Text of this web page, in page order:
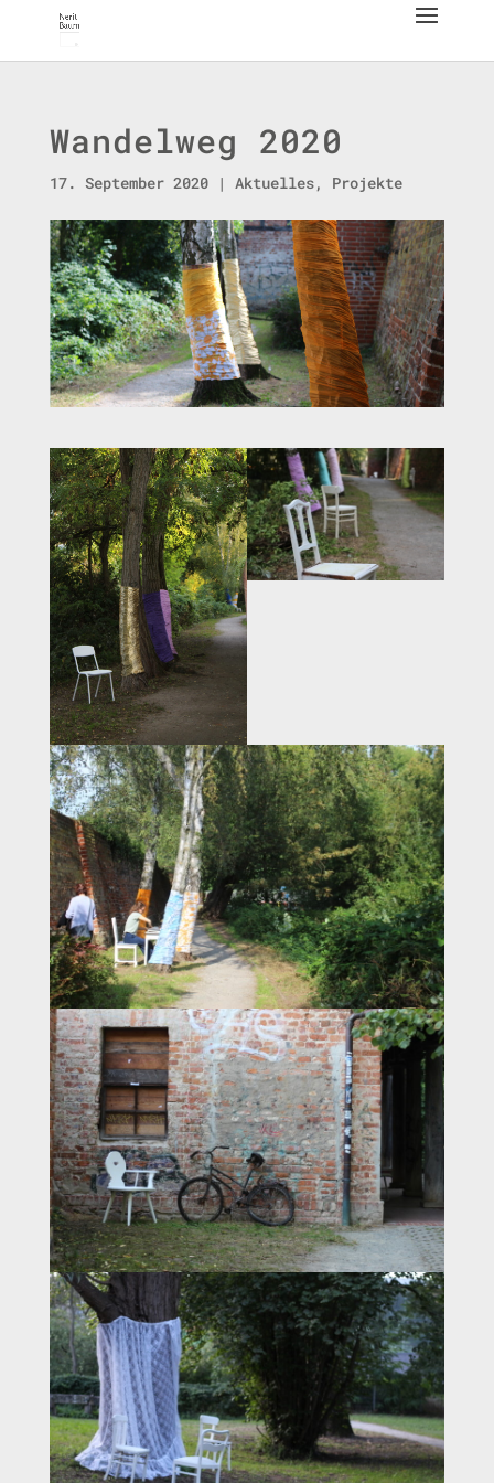
Wandelweg 2020
17. September 2020| Aktuelles, Projekte